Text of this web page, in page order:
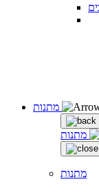
מתנות
מתנות